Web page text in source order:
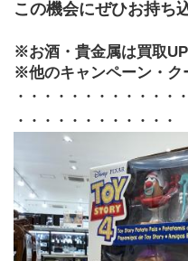
この機会にぜひお持ち
※お酒・貴金属は買取
※他のキャンペーン・ク
・・・・・・・・・・・・
・・・・・・・・・・・・